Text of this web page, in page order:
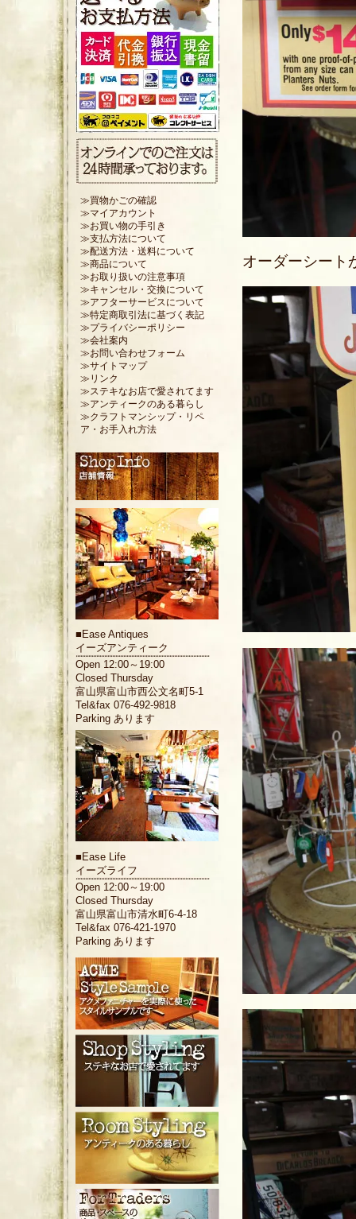
オーダーシート
≫買物かごの確認
≫マイアカウント
≫お買い物の手引き
≫支払方法について
≫配送方法・送料について
≫商品について
≫お取り扱いの注意事項
≫キャンセル・交換について
≫アフターサービスについて
≫特定商取引法に基づく表記
≫プライバシーポリシー
≫会社案内
≫お問い合わせフォーム
≫サイトマップ
≫リンク
≫ステキなお店で愛されてます
≫アンティークのある暮らし
≫クラフトマンシップ・リペ
ア・お手入れ方法
■ Ease Antiques
イーズアンティーク
Open 12:00～19:00
Closed Thursday
富山県富山市西公文名町5-1
Tel&fax 076-492-9818
Parking あります
■ Ease Life
イーズライフ
Open 12:00～19:00
Closed Thursday
富山県富山市清水町6-4-18
Tel&fax 076-421-1970
Parking あります